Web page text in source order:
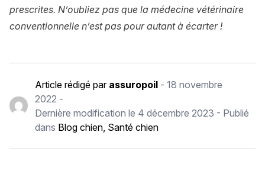
prescrites. N’oubliez pas que la médecine vétérinaire
conventionnelle n’est pas pour autant à écarter !
Article rédigé par assuropoil -18 novembre
2022 -
Dernière modification le 4 décembre 2023 - Publié
dans Blog chien Santé chien